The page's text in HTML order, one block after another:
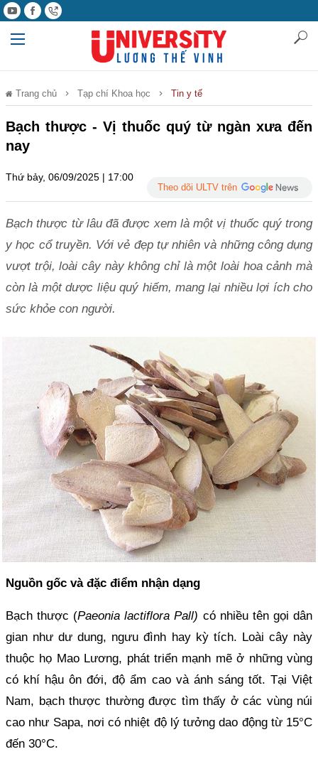
Trang chủ Tạp chí Khoa học Tin y tế
Bạch thược - Vị thuốc quý từ ngàn xưa đến
nay
Thứ bảy, 06/09/2025 | 17:00
Theo dõi ULTV trên
Bạch thược từ lâu đã được xem là một vị thuốc quý trong
y học cổ truyền. Với vẻ đẹp tự nhiên và những công dụng
vượt trội, loài cây này không chỉ là một loài hoa cảnh mà
còn là một dược liệu quý hiếm, mang lại nhiều lợi ích cho
sức khỏe con người.
Nguồn gốc và đặc điểm nhận dạng
Bạch thược (Paeonia lactifloraPall) có nhiều tên gọi dân
gian như dư dung, ngưu đình hay kỳ tích. Loài cây này
thuộc họ Mao Lương, phát triển mạnh mẽ ở những vùng
có khí hậu ôn đới, độ ẩm cao và ánh sáng tốt. Tại Việt
Nam, bạch thược thường được tìm thấy ở các vùng núi
cao như Sapa, nơi có nhiệt độ lý tưởng dao động từ 15°C
đến 30°C.